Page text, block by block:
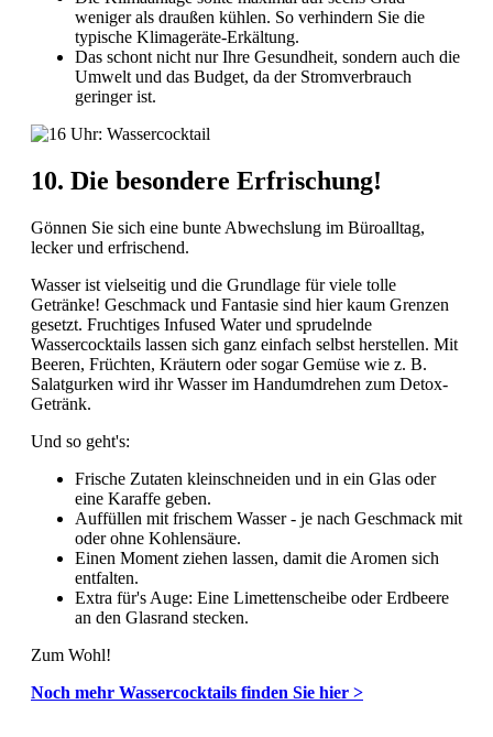
weniger als draußen kühlen. So verhindern Sie die
typische Klimageräte-Erkältung.
Das schont nicht nur Ihre Gesundheit, sondern auch die
Umwelt und das Budget, da der Stromverbrauch
geringer ist.
10. Die besondere Erfrischung!
Gönnen Sie sich eine bunte Abwechslung im Büroalltag,
lecker und erfrischend.
Wasser ist vielseitig und die Grundlage für viele tolle
Getränke! Geschmack und Fantasie sind hier kaum Grenzen
gesetzt. Fruchtiges Infused Water und sprudelnde
Wassercocktails lassen sich ganz einfach selbst herstellen. Mit
Beeren, Früchten, Kräutern oder sogar Gemüse wie z. B.
Salatgurken wird ihr Wasser im Handumdrehen zum Detox-
Getränk.
Und so geht's:
Frische Zutaten kleinschneiden und in ein Glas oder
eine Karaffe geben.
Auffüllen mit frischem Wasser - je nach Geschmack mit
oder ohne Kohlensäure.
Einen Moment ziehen lassen, damit die Aromen sich
entfalten.
Extra für's Auge: Eine Limettenscheibe oder Erdbeere
an den Glasrand stecken.
Zum Wohl!
Noch mehr Wassercocktails finden Sie hier >